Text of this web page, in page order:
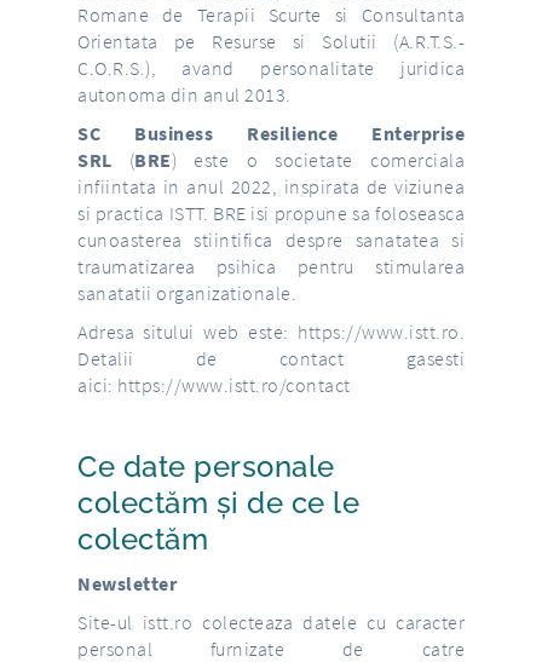
Romane de Terapii Scurte si Consultanta
Orientata pe Resurse si Solutii (A.R.T.S.-
C.O.R.S.), avand personalitate juridica
autonoma din anul 2013.
SC Business Resilience Enterprise
SRL (BRE) este o societate comerciala
infiintata in anul 2022, inspirata de viziunea
si practica ISTT. BRE isi propune sa foloseasca
cunoasterea stiintifica despre sanatatea si
traumatizarea psihica pentru stimularea
sanatatii organizationale.
Adresa sitului web este: https://www.istt.ro.
Detalii de contact gasesti
aici: https://www.istt.ro/contact
Ce date personale
colectăm și de ce le
colectăm
Newsletter
Site-ul istt.ro colecteaza datele cu caracter
personal furnizate de catre